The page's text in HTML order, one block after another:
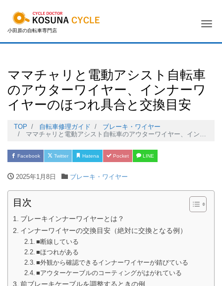
小田原の自転車専門店
ママチャリと電動アシスト自転車
のアウターワイヤー、インナーワ
イヤーのほつれ具合と交換目安
TOP 自転車修理ガイド
ブレーキ・ワイヤー
ママチャリと電動アシスト自転車のアウターワイヤー、インナーワイヤーのほつれ具合と交換目安
Facebook Twitter Hatena Pocket LINE
2025年1月8日 ブレーキ・ワイヤー
目次
ブレーキインナーワイヤーとは？
インナーワイヤーの交換目安（絶対に交換となる例）
■断線している
■ほつれがある
■外観から確認できるインナーワイヤーが錆びている
■アウターケーブルのコーティングがはがれている
前ブレーキケーブルを調整するときの例